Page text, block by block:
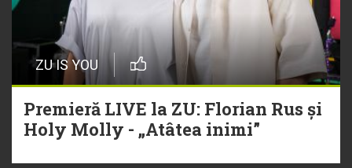
ZU IS YOU
Premieră LIVE la ZU: Florian Rus și
Holy Molly - „Atâtea inimi”